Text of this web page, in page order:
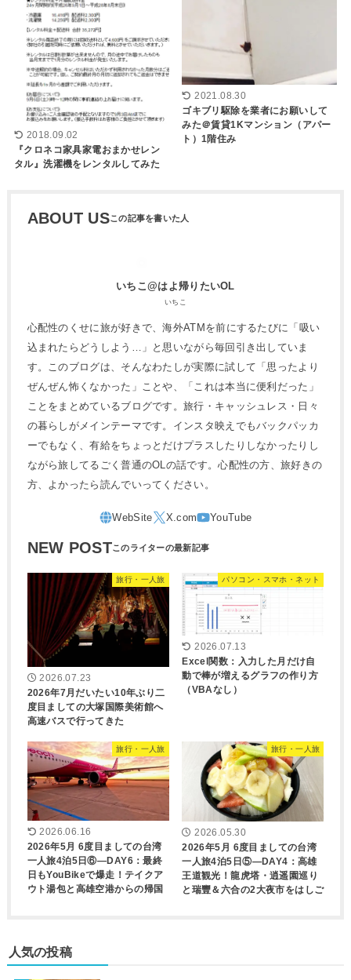
2018.09.02
『クロネコ家具家電おまかせレン
タル』洗濯機をレンタルしてみた
2021.08.30
ゴキブリ駆除を業者にお願いして
みた＠賃貸1Kマンション（アパー
ト）1階住み
ABOUT US
いちこ@はよ帰りたいOL
いちこ
心配性のくせに旅が好きで、海外ATMを前にするたびに「吸い
込まれたらどうしよう…」と思いながら毎回引き出していま
す。このブログは、そんなわたしが実際に試して「思ったより
ぜんぜん怖くなかった」ことや、「これは本当に便利だった」
ことをまとめているブログです。旅行・キャッシュレス・日々
の暮らしがメインテーマです。インスタ映えでもバックパッカ
ーでもなく、有給をちょっとだけプラスしたりしなかったりし
ながら旅してるごく普通のOLの話です。心配性の方、旅好きの
方、よかったら読んでいってください。
NEW POST
旅行・一人旅
2026.07.23
2026年7月だいたい10年ぶり二
度目ましての大塚国際美術館へ
高速バスで行ってきた
パソコン・スマホ・ネット
2026.07.13
Excel関数：入力した月だけ自
動で棒が増えるグラフの作り方
（VBAなし）
旅行・一人旅
2026.06.16
2026年5月 6度目ましての台湾
一人旅4泊5日⑥―DAY6：最終
日もYouBikeで爆走！テイクア
ウト湯包と高雄空港からの帰国
旅行・一人旅
2026.05.30
2026年5月 6度目ましての台湾
一人旅4泊5日⑤―DAY4：高雄
王道観光！龍虎塔・逍遥園巡り
と瑞豐＆六合の2大夜市をはしご
人気の投稿